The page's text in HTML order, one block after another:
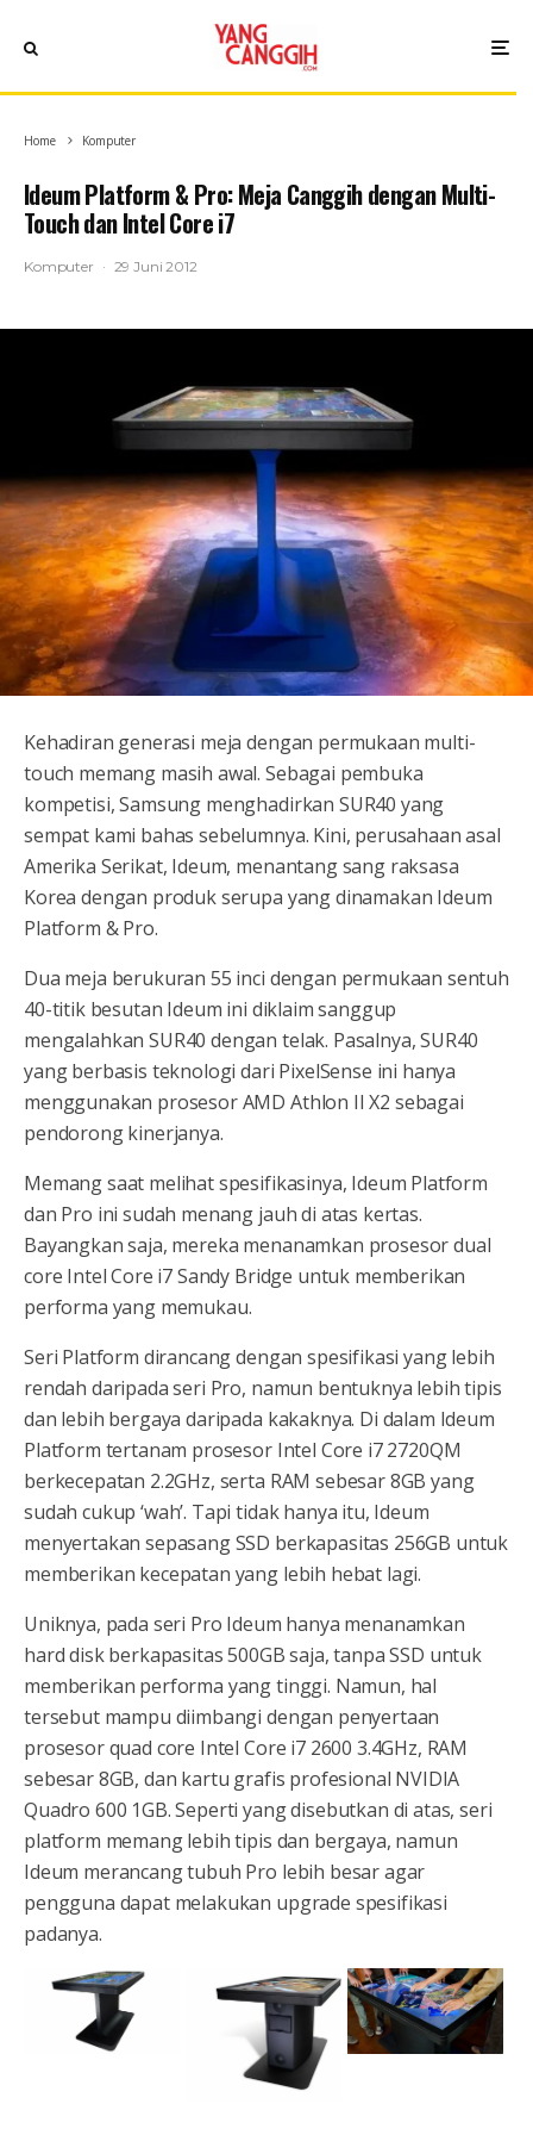
Home Komputer
Ideum Platform & Pro: Meja Canggih dengan Multi-
Touch dan Intel Core i7
Komputer · 29 Juni 2012
Kehadiran generasi meja dengan permukaan multi-
touch memang masih awal. Sebagai pembuka
kompetisi, Samsung menghadirkan SUR40 yang
sempat kami bahas sebelumnya. Kini, perusahaan asal
Amerika Serikat, Ideum, menantang sang raksasa
Korea dengan produk serupa yang dinamakan Ideum
Platform & Pro.
Dua meja berukuran 55 inci dengan permukaan sentuh
40-titik besutan Ideum ini diklaim sanggup
mengalahkan SUR40 dengan telak. Pasalnya, SUR40
yang berbasis teknologi dari PixelSense ini hanya
menggunakan prosesor AMD Athlon II X2 sebagai
pendorong kinerjanya.
Memang saat melihat spesifikasinya, Ideum Platform
dan Pro ini sudah menang jauh di atas kertas.
Bayangkan saja, mereka menanamkan prosesor dual
core Intel Core i7 Sandy Bridge untuk memberikan
performa yang memukau.
Seri Platform dirancang dengan spesifikasi yang lebih
rendah daripada seri Pro, namun bentuknya lebih tipis
dan lebih bergaya daripada kakaknya. Di dalam Ideum
Platform tertanam prosesor Intel Core i7 2720QM
berkecepatan 2.2GHz, serta RAM sebesar 8GB yang
sudah cukup ‘wah’. Tapi tidak hanya itu, Ideum
menyertakan sepasang SSD berkapasitas 256GB untuk
memberikan kecepatan yang lebih hebat lagi.
Uniknya, pada seri Pro Ideum hanya menanamkan
hard disk berkapasitas 500GB saja, tanpa SSD untuk
memberikan performa yang tinggi. Namun, hal
tersebut mampu diimbangi dengan penyertaan
prosesor quad core Intel Core i7 2600 3.4GHz, RAM
sebesar 8GB, dan kartu grafis profesional NVIDIA
Quadro 600 1GB. Seperti yang disebutkan di atas, seri
platform memang lebih tipis dan bergaya, namun
Ideum merancang tubuh Pro lebih besar agar
pengguna dapat melakukan upgrade spesifikasi
padanya.